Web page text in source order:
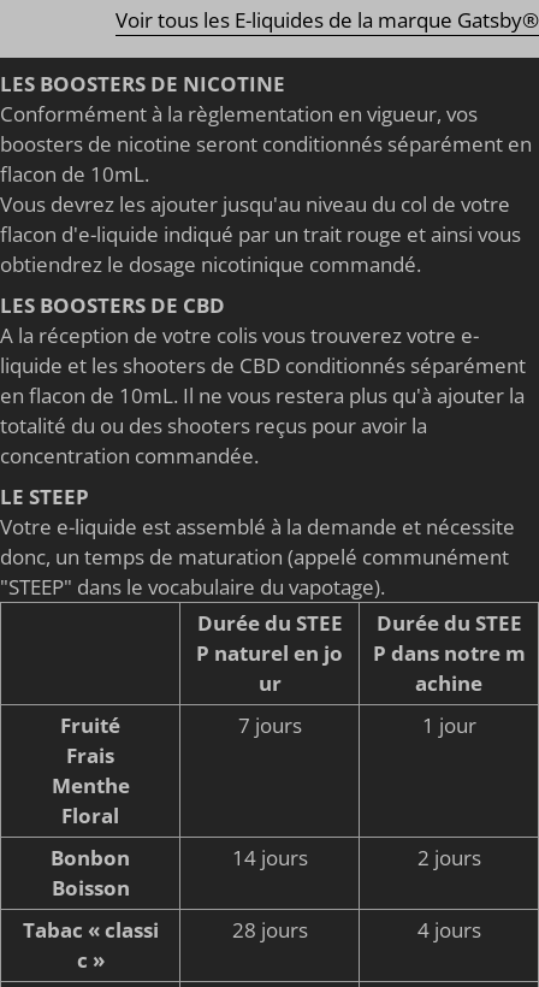
Voir tous les E-liquides de la marque Gatsby®
LES BOOSTERS DE NICOTINE
Conformément à la règlementation en vigueur, vos
boosters de nicotine seront conditionnés séparément en
flacon de 10mL.
Vous devrez les ajouter jusqu'au niveau du col de votre
flacon d'e-liquide indiqué par un trait rouge et ainsi vous
obtiendrez le dosage nicotinique commandé.
LES BOOSTERS DE CBD
A la réception de votre colis vous trouverez votre e-
liquide et les shooters de CBD conditionnés séparément
en flacon de 10mL. Il ne vous restera plus qu'à ajouter la
totalité du ou des shooters reçus pour avoir la
concentration commandée.
LE STEEP
Votre e-liquide est assemblé à la demande et nécessite
donc, un temps de maturation (appelé communément
"STEEP" dans le vocabulaire du vapotage).
Durée du STEE
P naturel en jo
ur
Durée du STEE
P dans notre m
achine
Fruité
Frais
Menthe
Floral
7 jours 1 jour
Bonbon
Boisson
14 jours 2 jours
Tabac « classi
c »
28 jours 4 jours